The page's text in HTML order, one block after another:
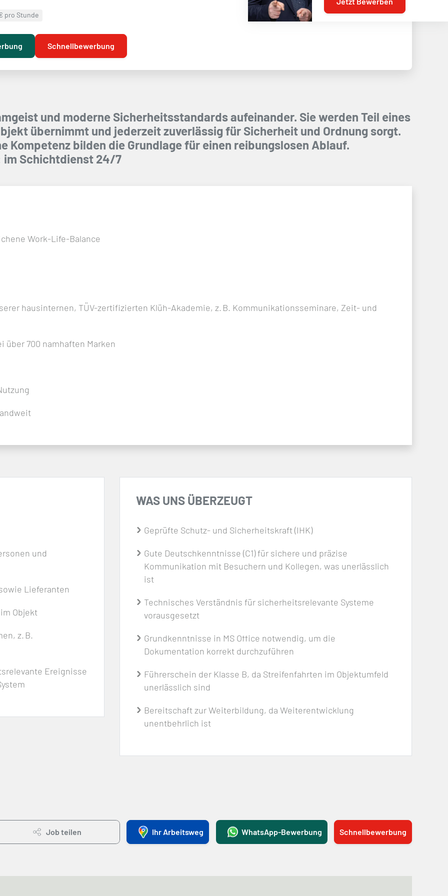
pro Stunde
Schnellbewerbung
und moderne Sicherheitsstandards aufeinander. Sie werden Teil eines
übernimmt und jederzeit zuverlässig für Sicherheit und Ordnung sorgt.
Kompetenz bilden die Grundlage für einen reibungslosen Ablauf.
Schichtdienst 24/7
Work-Life-Balance
hausinternen, TÜV-zertifizierten Klüh-Akademie, z. B. Kommunikationsseminare, Zeit- und
über 700 namhaften Marken
und
Lieferanten
Objekt
z. B.
Ereignisse
WAS UNS ÜBERZEUGT
Geprüfte Schutz- und Sicherheitskraft (IHK)
Gute Deutschkenntnisse (C1) für sichere und präzise
Kommunikation mit Besuchern und Kollegen, was unerlässlich
ist
Technisches Verständnis für sicherheitsrelevante Systeme
vorausgesetzt
Grundkenntnisse in MS Office notwendig, um die
Dokumentation korrekt durchzuführen
Führerschein der Klasse B, da Streifenfahrten im Objektumfeld
unerlässlich sind
Bereitschaft zur Weiterbildung, da Weiterentwicklung
unentbehrlich ist
Job teilen Ihr Arbeitsweg WhatsApp-Bewerbung Schnellbewerbung